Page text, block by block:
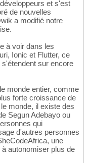
et s'est
de nouvelles
a modifié notre
à voir dans les
Ionic et Flutter, ce
sur encore
monde entier, comme
forte croissance de
monde, il existe des
Segun Adebayo ou
qui
d'autres personnes
une
autonomiser plus de